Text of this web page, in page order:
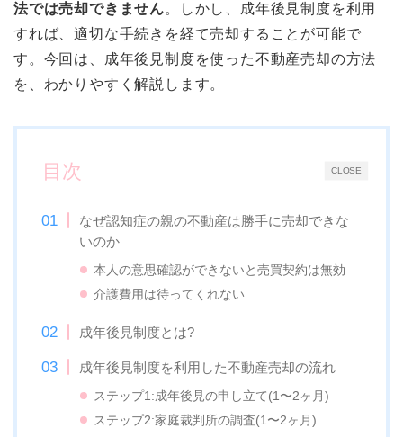
法では売却できません。しかし、成年後見制度を利用
すれば、適切な手続きを経て売却することが可能で
す。今回は、成年後見制度を使った不動産売却の方法
を、わかりやすく解説します。
CLOSE
目次
なぜ認知症の親の不動産は勝手に売却できな
いのか
本人の意思確認ができないと売買契約は無効
介護費用は待ってくれない
成年後見制度とは?
成年後見制度を利用した不動産売却の流れ
ステップ1:成年後見の申し立て(1〜2ヶ月)
ステップ2:家庭裁判所の調査(1〜2ヶ月)